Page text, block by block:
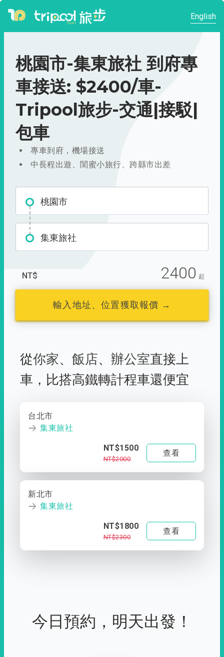
English
桃園市-集東旅社 到府專
車接送: $2400/車-
Tripool旅步-交通|接駁|
包車
專車到府，機場接送
中長程出遊、閨蜜小旅行、跨縣市出差
桃園市
集東旅社
NT$ 2400 起
輸入地址、位置獲取報價 →
從你家、 飯店、 辦公室直接上
車， 比搭高鐵轉計程車還便宜
台北市
集東旅社
NT$1500
NT$2000
查看
新北市
集東旅社
NT$1800
NT$2300
查看
今日預約，明天出發！